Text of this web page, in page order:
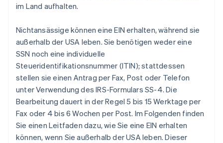
im Land aufhalten.
Nichtansässige können eine EIN erhalten, während sie
außerhalb der USA leben. Sie benötigen weder eine
SSN noch eine individuelle
Steueridentifikationsnummer (ITIN); stattdessen
stellen sie einen Antrag per Fax, Post oder Telefon
unter Verwendung des IRS-Formulars SS-4. Die
Bearbeitung dauert in der Regel 5 bis 15 Werktage per
Fax oder 4 bis 6 Wochen per Post. Im Folgenden finden
Sie einen Leitfaden dazu, wie Sie eine EIN erhalten
können, wenn Sie außerhalb der USA leben. Dieser